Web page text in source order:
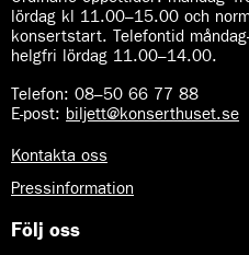
lördag kl 11.00–15.00 och
konsertstart. Telefontid
helgfri lördag 11.00–14.00.
Telefon: 08–50 66 77 88
E-post: biljett@konserthuset.se
Kontakta oss
Pressinformation
Följ oss